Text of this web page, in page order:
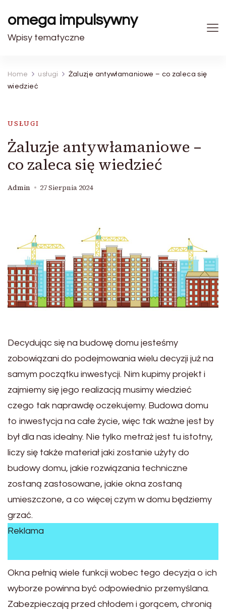
omega impulsywny
Wpisy tematyczne
Home usługi
Żaluzje antywłamaniowe – co zaleca się
wiedzieć
USŁUGI
Żaluzje antywłamaniowe –
co zaleca się wiedzieć
Admin 27 Sierpnia 2024
Decydując się na budowę domu jesteśmy
zobowiązani do podejmowania wielu decyzji już na
samym początku inwestycji. Nim kupimy projekt i
zajmiemy się jego realizacją musimy wiedzieć
czego tak naprawdę oczekujemy. Budowa domu
to inwestycja na całe życie, więc tak ważne jest by
był dla nas idealny. Nie tylko metraż jest tu istotny,
liczy się także materiał jaki zostanie użyty do
budowy domu, jakie rozwiązania techniczne
zostaną zastosowane, jakie okna zostaną
umieszczone, a co więcej czym w domu będziemy
grzać.
Reklama
Okna pełnią wiele funkcji wobec tego decyzja o ich
wyborze powinna być odpowiednio przemyślana.
Zabezpieczają przed chłodem i gorącem, chronią